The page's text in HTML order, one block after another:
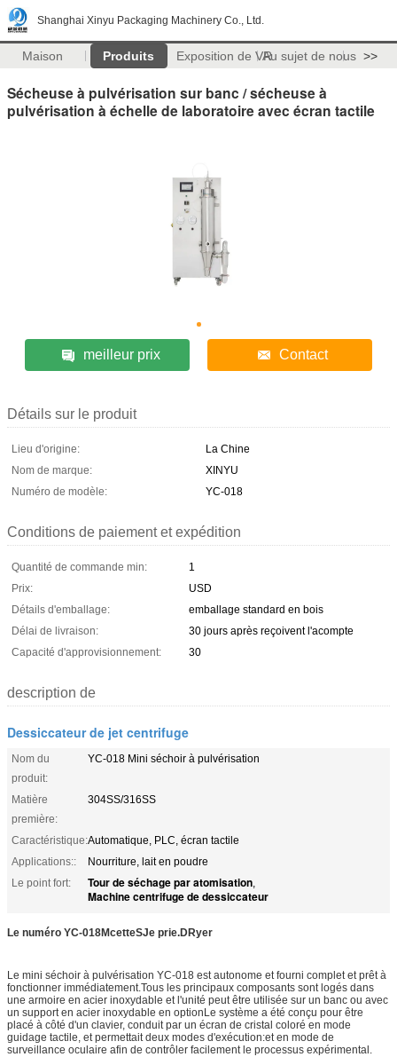
Shanghai Xinyu Packaging Machinery Co., Ltd.
Maison Produits Exposition de VRAu sujet de nous >>
Sécheuse à pulvérisation sur banc / sécheuse à
pulvérisation à échelle de laboratoire avec écran tactile
meilleur prix Contact
Détails sur le produit
Lieu d'origine:
La Chine
Nom de marque:
XINYU
Numéro de modèle:
YC-018
Conditions de paiement et expédition
Quantité de commande min:
1
Prix:
USD
Détails d'emballage:
emballage standard en bois
Délai de livraison:
30 jours après reçoivent l'acompte
Capacité d'approvisionnement:
30
description de
Dessiccateur de jet centrifuge
Nom du
produit:
YC-018 Mini séchoir à pulvérisation
Matière
première:
304SS/316SS
Caractéristique:Automatique, PLC, écran tactile
Applications::
Nourriture, lait en poudre
Le point fort:
Tour de séchage par atomisation,
Machine centrifuge de dessiccateur
Le numéro YC-018McetteSJe prie.DRyer
Le mini séchoir à pulvérisation YC-018 est autonome et fourni complet et prêt à
fonctionner immédiatement.Tous les principaux composants sont logés dans
une armoire en acier inoxydable et l'unité peut être utilisée sur un banc ou avec
un support en acier inoxydable en optionLe système a été conçu pour être
placé à côté d'un clavier, conduit par un écran de cristal coloré en mode
guidage tactile, et permettait deux modes d'exécution:et en mode de
surveillance oculaire afin de contrôler facilement le processus expérimental.